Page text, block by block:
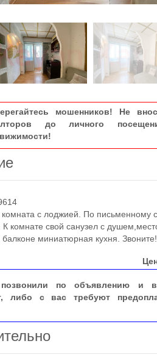
мошенников! Не
до личного
с лоджией. По письменному
К комнате свой санузел с
миниатюрная кухня. Звоните!
по объявлению и
либо с вас требуют